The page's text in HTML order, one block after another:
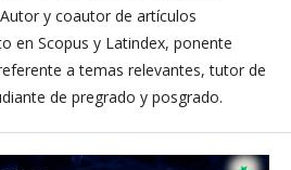
y coautor de artículos
en Scopus y Latindex, ponente
a temas relevantes, tutor de
de pregrado y posgrado.